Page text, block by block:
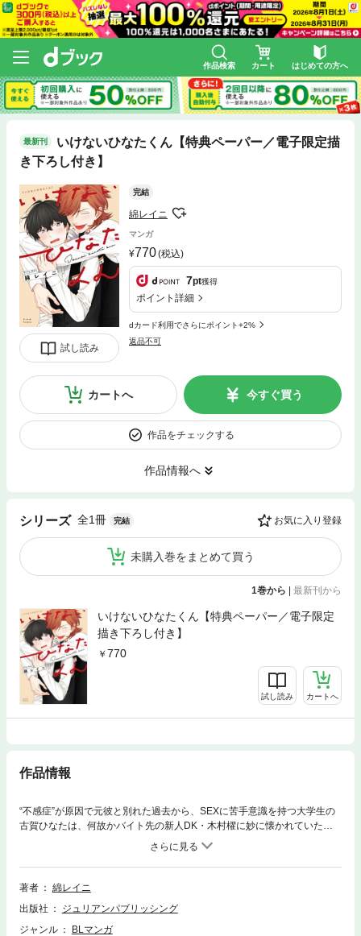
作品検索 カート はじめての方へ
最新刊
いけないひなたくん【特典ペーパー／電子限定描
き下ろし付き】
試し読み
完結
綿レイニ
マンガ
770(税込)
7pt獲得
ポイント詳細
dカード利用でさらにポイント+2%
返品不可
カートへ 今すぐ買う
作品をチェックする
作品情報へ
シリーズ 全1冊 完結 お気に入り登録
未購入巻をまとめて買う
1巻から | 最新刊から
いけないひなたくん【特典ペーパー／電子限定
描き下ろし付き】
770
試し読み カートへ
作品情報
“不感症”が原因で元彼と別れた過去から、SEXに苦手意識を持つ大学生の
古賀ひなたは、何故かバイト先の新人DK・木村櫂に妙に懐かれていた。
自分とは真逆の櫂がどうして…と戸惑うひなたに投げかけられたのは「古
賀さんがゲイだって知ってるよ――」という衝撃的な一言で…!?バラされ
たくなければデートしてと迫られ、身体の関係まで求められてしまうひな
ただったが、櫂から出された「感じてる演技はしないで」という謎の条件
著者
綿レイニ
出版社
ジュリアンパブリッシング
ジャンル
BLマンガ